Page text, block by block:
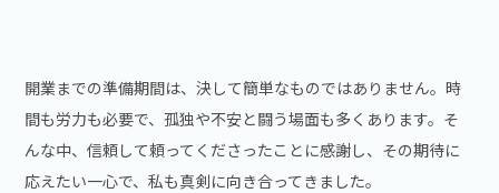
開業までの準備期間は、決して簡単なものではありません。時
間も労力も必要で、孤独や不安と闘う場面も多くあります。そ
んな中、信頼して頼ってくださったことに感謝し、その期待に
応えたい一心で、私も真剣に向き合ってきました。